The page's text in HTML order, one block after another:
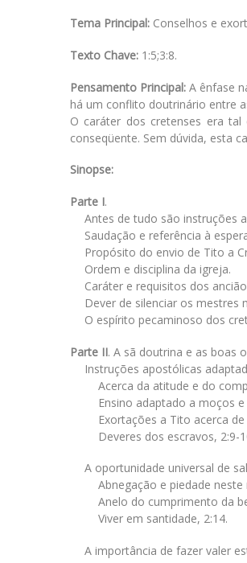
Tema Principal: Conselhos e
Texto Chave: 1:5;3:8.
Pensamento Principal: A ênfase
há um conflito doutrinário entre
O caráter dos cretenses era
conseqüente. Sem dúvida, esta
Sinopse:
Parte I.
Antes de tudo são instruções
Saudação e referência à
Propósito do envio de Tito a
Ordem e disciplina da igreja.
Caráter e requisitos dos
Dever de silenciar os mestres
O espírito pecaminoso dos
Parte II. A sã doutrina e as boas
Instruções apostólicas
Acerca da atitude e do
Ensino adaptado a moços
Exortações a Tito acerca
Deveres dos escravos, 2:9-
A oportunidade universal de
Abnegação e piedade neste
Anelo do cumprimento da
Viver em santidade, 2:14.
A importância de fazer valer